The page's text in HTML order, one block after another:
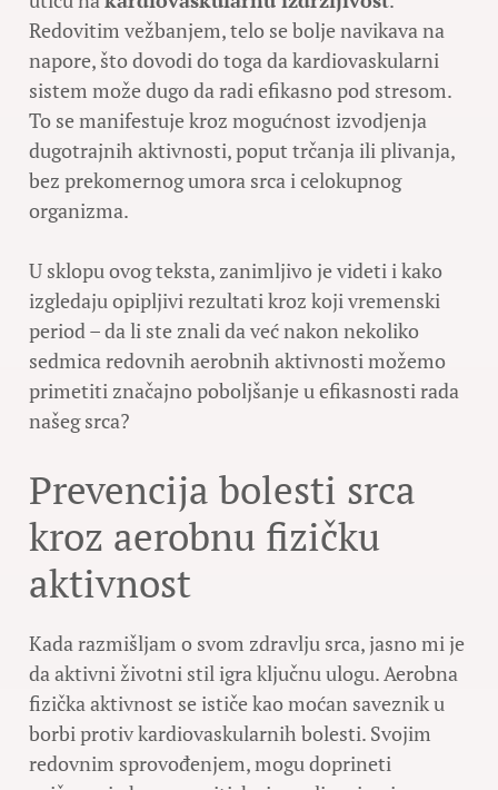
Redovitim vežbanjem, telo se bolje navikava na
napore, što dovodi do toga da kardiovaskularni
sistem može dugo da radi efikasno pod stresom.
To se manifestuje kroz mogućnost izvodjenja
dugotrajnih aktivnosti, poput trčanja ili plivanja,
bez prekomernog umora srca i celokupnog
organizma.
U sklopu ovog teksta, zanimljivo je videti i kako
izgledaju opipljivi rezultati kroz koji vremenski
period – da li ste znali da već nakon nekoliko
sedmica redovnih aerobnih aktivnosti možemo
primetiti značajno poboljšanje u efikasnosti rada
našeg srca?
Prevencija bolesti srca
kroz aerobnu fizičku
aktivnost
Kada razmišljam o svom zdravlju srca, jasno mi je
da aktivni životni stil igra ključnu ulogu. Aerobna
fizička aktivnost se ističe kao moćan saveznik u
borbi protiv kardiovaskularnih bolesti. Svojim
redovnim sprovođenjem, mogu doprineti